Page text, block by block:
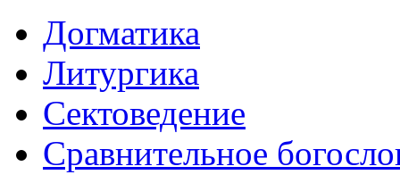
Догматика
Литургика
Сектоведение
Сравнительное